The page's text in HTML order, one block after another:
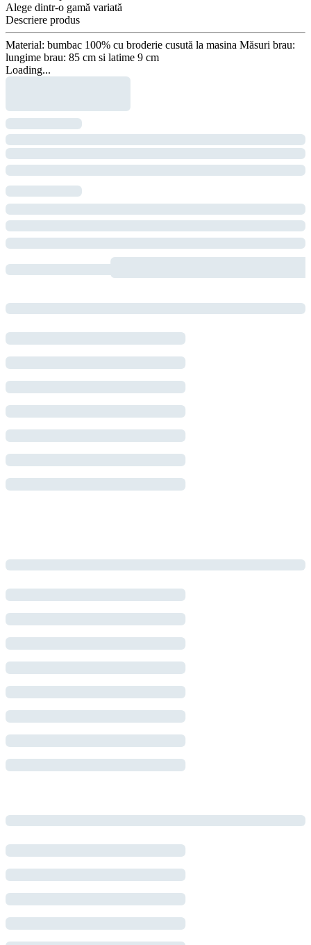
Alege dintr-o gamă variată
Descriere produs
Material: bumbac 100% cu broderie cusută la masina Măsuri brau:
lungime brau: 85 cm si latime 9 cm
Loading...